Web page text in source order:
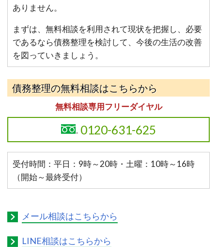
ありません。
まずは、無料相談を利用されて現状を把握し、必要
であるなら債務整理を検討して、今後の生活の改善
を図っていきましょう。
債務整理の無料相談はこちらから
無料相談専用フリーダイヤル
0120-631-625
受付時間：平日：9時～20時・土曜：10時～16時
（開始～最終受付）
メール相談はこちらから
LINE相談はこちらから